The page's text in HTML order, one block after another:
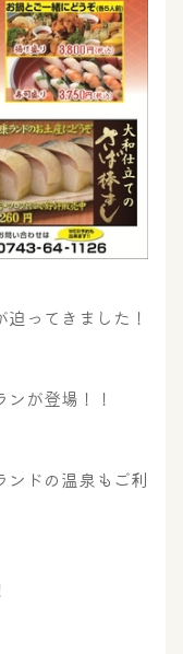
サウナ・岩盤浴
ってきました！
が登場！！
ンドの温泉もご利